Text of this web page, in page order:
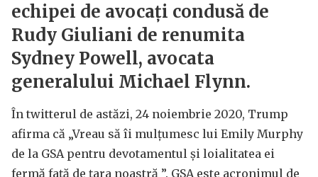
echipei de avocați condusă de
Rudy Giuliani de renumita
Sydney Powell, avocata
generalului Michael Flynn.
În twitterul de astăzi, 24 noiembrie 2020, Trump
afirma că „Vreau să îi mulțumesc lui Emily Murphy
de la GSA pentru devotamentul și loialitatea ei
fermă față de țara noastră ”. GSA este acronimul de